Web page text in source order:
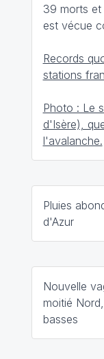
39 morts
est vécue
Records
stations
Photo : Le
d'Isère),
l'avalanche.
Pluies
d'Azur
Nouvelle
moitié
basses